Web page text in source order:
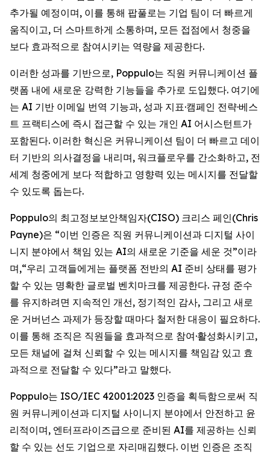
추가될 예정이며, 이를 통해 팝풀로는 기업 팀이 더 빠르게
움직이고, 더 스마트하게 소통하며, 모든 접점에서 청중을
보다 효과적으로 참여시키는 역량을 제공한다.
이러한 성과를 기반으로, Poppulo는 직원 커뮤니케이션 플
랫폼 내에 새로운 강력한 기능들을 추가로 도입했다. 여기에
는 AI 기반 이메일 번역 기능과, 성과 지표·캠페인 전략·베스
트 프랙티스에 즉시 접근할 수 있는 개인 AI 어시스턴트가
포함된다. 이러한 혁신은 커뮤니케이션 팀이 더 빠르고 데이
터 기반의 의사결정을 내리며, 워크플로우를 간소화하고, 전
세계 청중에게 보다 적합하고 영향력 있는 메시지를 전달할
수 있도록 돕는다.
Poppulo의 최고정보보안책임자(CISO) 크리스 페인(Chris
Payne)은 “이번 인증은 직원 커뮤니케이션과 디지털 사이
니지 분야에서 책임 있는 AI의 새로운 기준을 세운 것”이라
며,“우리 고객들에게는 플랫폼 전반의 AI 준비 상태를 평가
할 수 있는 명확한 글로벌 벤치마크를 제공한다. 규정 준수
를 유지하려면 지속적인 개선, 정기적인 감사, 그리고 새로
운 거버넌스 과제가 등장할 때마다 철저한 대응이 필요하다.
이를 통해 조직은 직원들을 효과적으로 참여·활성화시키고,
모든 채널에 걸쳐 신뢰할 수 있는 메시지를 책임감 있고 효
과적으로 전달할 수 있다”라고 말했다.
Poppulo는 ISO/IEC 42001:2023 인증을 획득함으로써 직
원 커뮤니케이션과 디지털 사이니지 분야에서 안전하고 윤
리적이며, 엔터프라이즈급으로 준비된 AI를 제공하는 신뢰
할 수 있는 선도 기업으로 자리매김했다. 이번 인증은 조직